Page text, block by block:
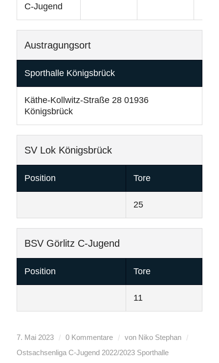
C-Jugend
Austragungsort
Sporthalle Königsbrück
Käthe-Kollwitz-Straße 28 01936
Königsbrück
SV Lok Königsbrück
Position Tore
25
BSV Görlitz C-Jugend
Position Tore
11
7. Mai 2023 / 0 Kommentare / von Niko Stephan /
Ostsachsenliga C-Jugend 2022/2023 Sporthalle